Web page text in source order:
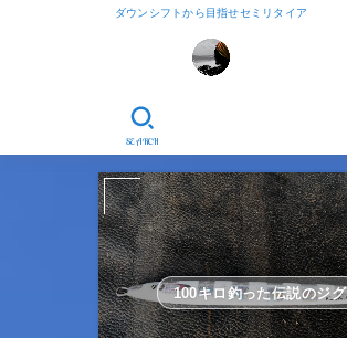
ダウンシフトから目指せセミリタイア
SEARCH
100キロ釣った伝説のジグ